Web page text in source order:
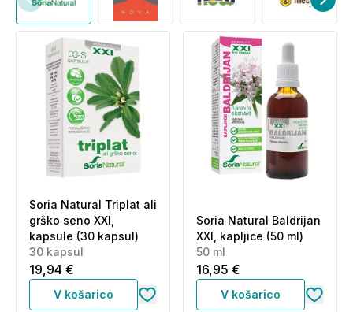
Soria Natural Triplat ali
grško seno XXI,
kapsule (30 kapsul)
30 kapsul
19,94 €
V košarico
Soria Natural Baldrijan
XXI, kapljice (50 ml)
50 ml
16,95 €
V košarico